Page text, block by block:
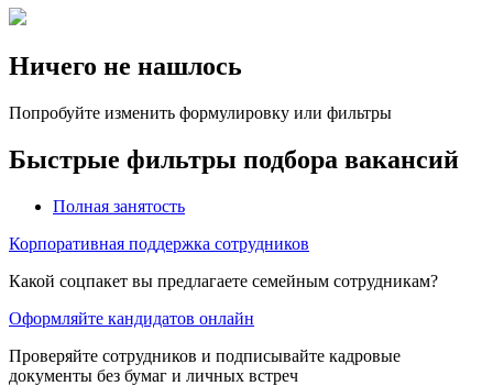
Ничего не нашлось
Попробуйте изменить формулировку или фильтры
Быстрые фильтры подбора вакансий
Полная занятость
Корпоративная поддержка сотрудников
Какой соцпакет вы предлагаете семейным сотрудникам?
Оформляйте кандидатов онлайн
Проверяйте сотрудников и подписывайте кадровые
документы без бумаг и личных встреч